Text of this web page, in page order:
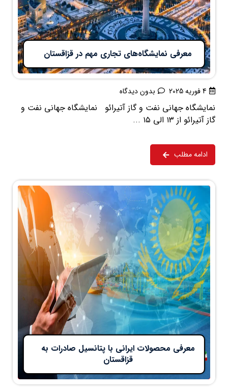
معرفی نمایشگاه‌های تجاری مهم در قزاقستان
4 فوریه 2025 بدون دیدگاه
نمایشگاه جهانی نفت و گاز آتیرائو نمایشگاه جهانی نفت و
گاز آتیرائو از ۱۳ الی ۱۵ ...
ادامه مطلب
معرفی محصولات ایرانی با پتانسیل صادرات به
قزاقستان